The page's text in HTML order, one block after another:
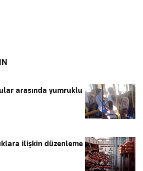
arasında yumruklu
ilişkin düzenleme